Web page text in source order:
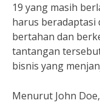
19 yang masih
harus beradaptasi
bertahan dan
tantangan
bisnis yang
Menurut John